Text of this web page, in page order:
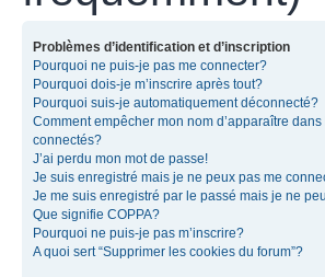
Problèmes d’identification et d’inscription
Pourquoi ne puis-je pas me connecter?
Pourquoi dois-je m’inscrire après tout?
Pourquoi suis-je automatiquement déconnecté?
Comment empêcher mon nom d’apparaître
connectés?
J’ai perdu mon mot de passe!
Je suis enregistré mais je ne peux pas me
Je me suis enregistré par le passé mais je ne
Que signifie COPPA?
Pourquoi ne puis-je pas m’inscrire?
A quoi sert “Supprimer les cookies du forum”?